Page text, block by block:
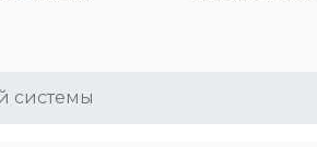
системы